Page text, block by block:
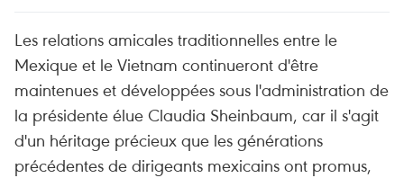
Les relations amicales traditionnelles entre le
Mexique et le Vietnam continueront d'être
maintenues et développées sous l'administration de
la présidente élue Claudia Sheinbaum, car il s'agit
d'un héritage précieux que les générations
précédentes de dirigeants mexicains ont promus,